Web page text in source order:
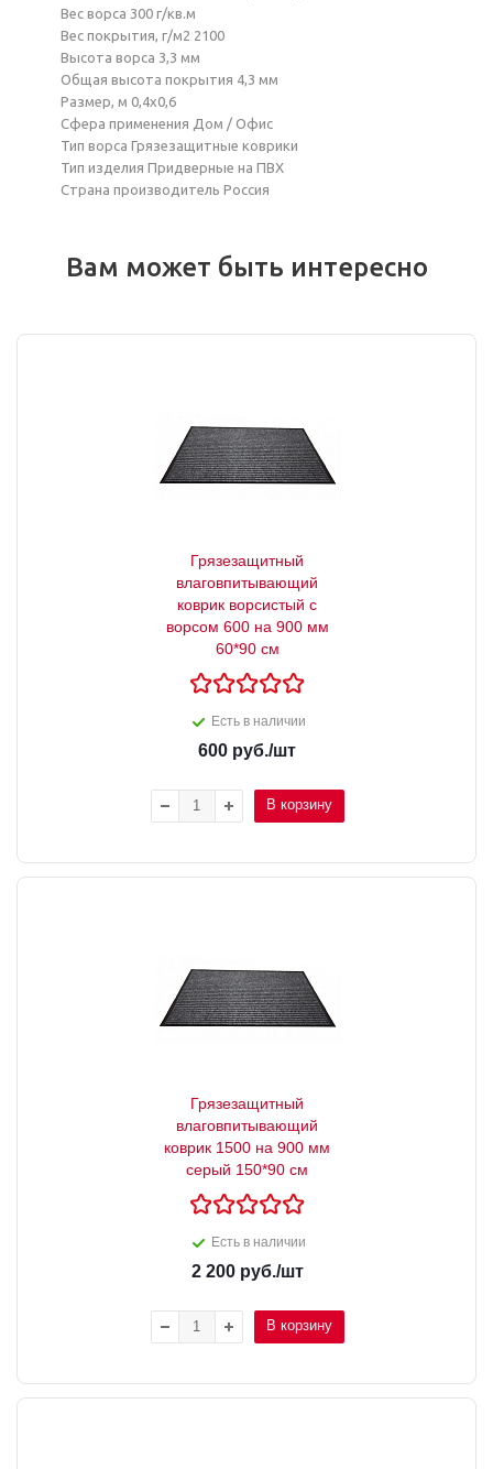
Вес ворса 300 г/кв.м
Вес покрытия, г/м2 2100
Высота ворса 3,3 мм
Общая высота покрытия 4,3 мм
Размер, м 0,4x0,6
Сфера применения Дом / Офис
Тип ворса Грязезащитные коврики
Тип изделия Придверные на ПВХ
Страна производитель Россия
Вам может быть интересно
Грязезащитный
влаговпитывающий
коврик ворсистый с
ворсом 600 на 900 мм
60*90 см
Есть в наличии
600 руб./шт
В корзину
Грязезащитный
влаговпитывающий
коврик 1500 на 900 мм
серый 150*90 см
Есть в наличии
2 200руб./шт
В корзину